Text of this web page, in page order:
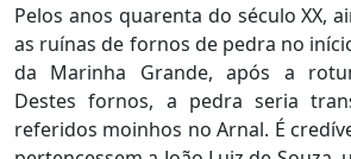
Pelos anos quarenta do século XX,
as ruínas de fornos de pedra no
da Marinha Grande, após a
Destes fornos, a pedra seria
referidos moinhos no Arnal. É